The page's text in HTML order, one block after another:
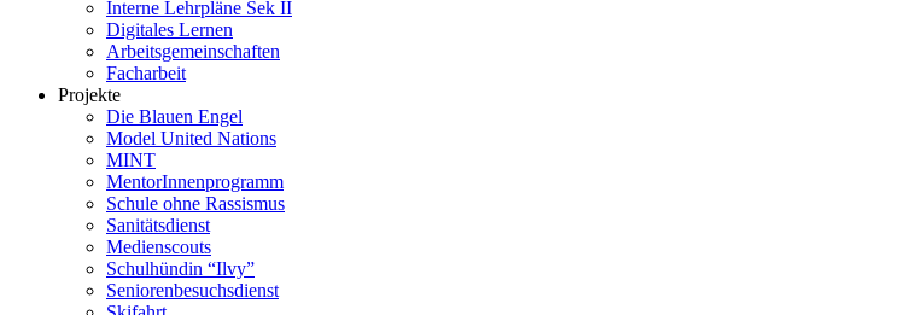
Interne Lehrpläne Sek II
Digitales Lernen
Arbeitsgemeinschaften
Facharbeit
Projekte
Die Blauen Engel
Model United Nations
MINT
MentorInnenprogramm
Schule ohne Rassismus
Sanitätsdienst
Medienscouts
Schulhündin “Ilvy”
Seniorenbesuchsdienst